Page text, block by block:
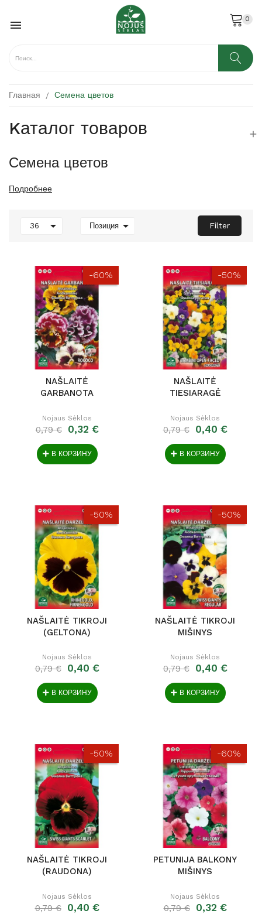
 0
Главная Семена цветов
Kаталог товаров 
Семена цветов
Подробнее
36  Позиция  Filter
-60%
NAŠLAITĖ
GARBANOTA
Nojaus Sėklos
0,79 € 0,32 €
В КОРЗИНУ
-50%
NAŠLAITĖ
TIESIARAGĖ
Nojaus Sėklos
0,79 € 0,40 €
В КОРЗИНУ
-50%
NAŠLAITĖ TIKROJI
(GELTONA)
Nojaus Sėklos
0,79 € 0,40 €
В КОРЗИНУ
-50%
NAŠLAITĖ TIKROJI
MIŠINYS
Nojaus Sėklos
0,79 € 0,40 €
В КОРЗИНУ
-50%
NAŠLAITĖ TIKROJI
(RAUDONA)
Nojaus Sėklos
0,79 € 0,40 €
-60%
PETUNIJA BALKONY
MIŠINYS
Nojaus Sėklos
0,79 € 0,32 €